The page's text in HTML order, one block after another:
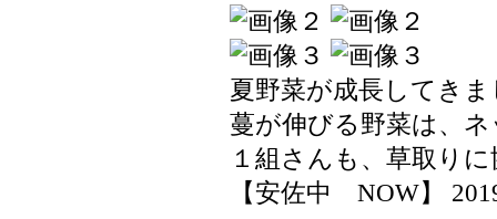
夏野菜が成長してき
蔓が伸びる野菜は、
１組さんも、草取り
【安佐中 NOW】